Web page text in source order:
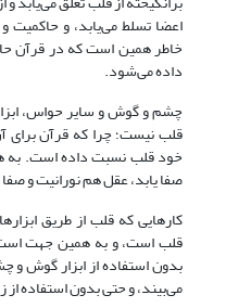
اعضا تسلط می‌یابد، و حاکمیت
خاطر همین است که در قرآن
داده می‌شود.
چشم و گوش و سایر حواس،
قلب نیست؛ چرا که قرآن برای
خود قلب نسبت داده است. به
صفا یابد، عقل هم نورانیت و
کارهایی که قلب از طریق
قلب است، و به همین جهت
بدون استفاده از ابزار گوش و
می‌بیند، و حتی بدون استفاده